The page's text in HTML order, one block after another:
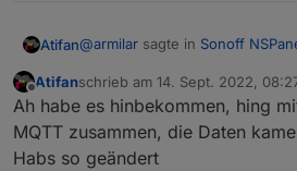
%topic%/%prefix%/RESULT
Button2#state do Publish
%topic%/%prefix%/RESULT
Atifan@armilar sagte in Sonoff
panelRecvTopic
panelRecvTopic:
Offline
Atifanschrieb am 14. Sept. 2022,
zuletzt editiert von Atifan
Ah habe es hinbekommen, hing
MQTT zusammen, die Daten
Habs so geändert